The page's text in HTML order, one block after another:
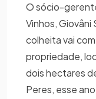
O sócio-
Vinhos, Giovâni
colheita vai
propriedade,
dois hectares
Peres, esse